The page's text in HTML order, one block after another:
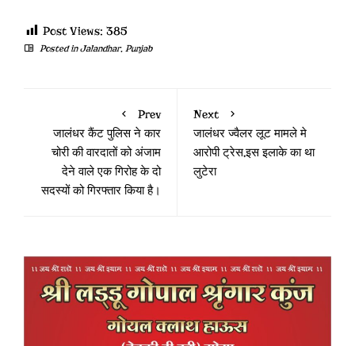
Post Views: 385
Posted inJalandhar, Punjab
Prev
जालंधर कैंट पुलिस ने कार
चोरी की वारदातों को अंजाम
देने वाले एक गिरोह के दो
सदस्यों को गिरफ्तार किया है।
Next
जालंधर ज्वैलर लूट मामले मे
आरोपी ट्रेस,इस इलाके का था
लुटेरा